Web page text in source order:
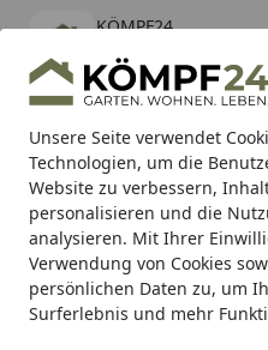
Unsere Seite verwendet
Technologien, um die
Website zu verbessern,
personalisieren und die
analysieren. Mit Ihrer
Verwendung von Cookies
persönlichen Daten zu, um
Surferlebnis und mehr
KÖMPF24
kostenlos - Im App Store
Alle Produkte
Mein Konto
Suchen
Karibu Pools inkl.
Starterset